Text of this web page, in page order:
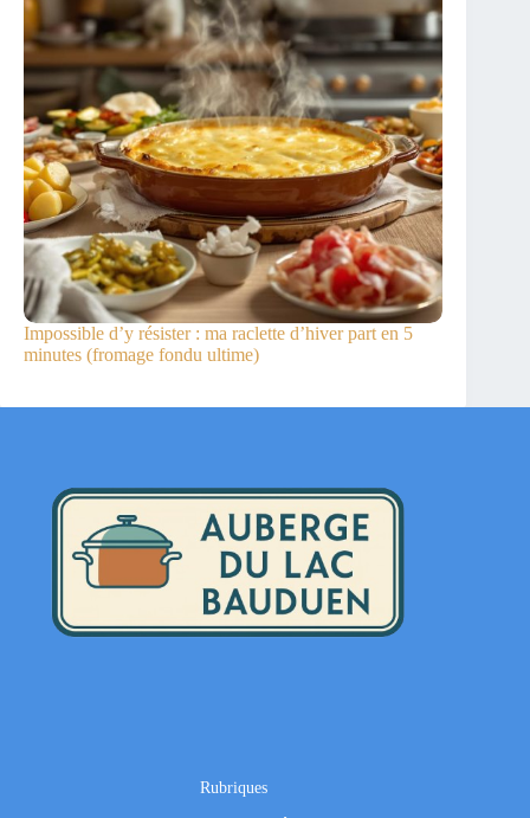
Impossible d’y résister : ma raclette d’hiver part en 5
minutes (fromage fondu ultime)
Rubriques